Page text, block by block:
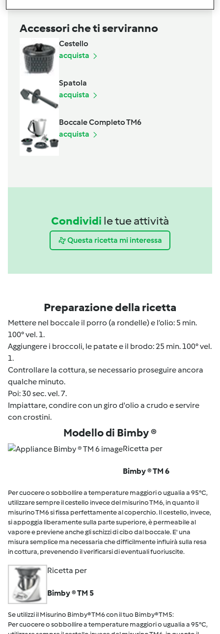
Accessori che ti serviranno
Cestello
acquista
Spatola
acquista
Boccale Completo TM6
acquista
Condividi le tue attività
Questa ricetta mi interessa
Preparazione della ricetta
Mettere nel boccale il porro (a rondelle) e l’olio: 5 min.
100° vel. 1.
Aggiungere i broccoli, le patate e il brodo: 25 min. 100° vel.
1.
Controllare la cottura, se necessario proseguire ancora
qualche minuto.
Poi: 30 sec. vel. 7.
Impiattare, condire con un giro d'olio a crudo e servire
con crostini.
Modello di Bimby ®
Ricetta per
Bimby ® TM 6
Per cuocere o sobbollire a temperature maggiori o ugualia a 95°C,
utilizzare sempre il cestello invece del misurino TM6, in quanto il
misurino TM6 si fissa perfettamente al coperchio. Il cestello, invece,
si appoggia liberamente sulla parte superiore, è permeabile al
vapore e previene anche gli schizzi di cibo dal boccale. E' una
misura semplice ma necessaria che difficilmente influirà sulla resa
in cottura, prevenendo il verificarsi di eventuali fuoriuscite.
Ricetta per
Bimby ® TM 5
Se utilizzi il Misurino Bimby® TM6 con il tuo Bimby® TM5:
Per cuocere o sobbollire a temperature maggiori o ugualia a 95°C,